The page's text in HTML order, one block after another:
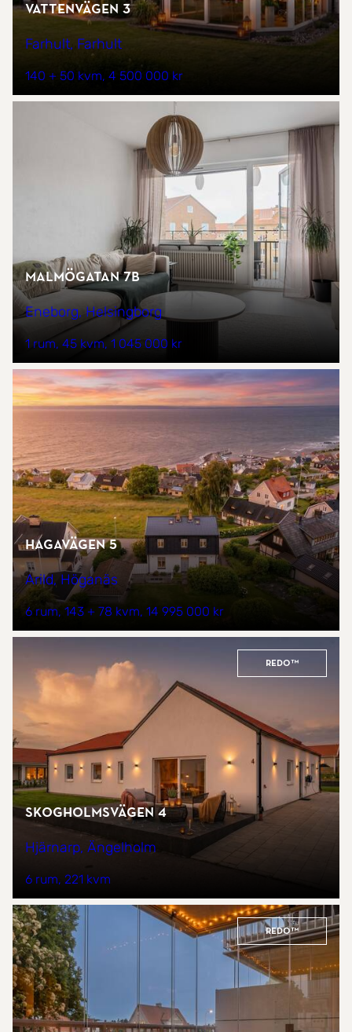
Vattenvägen 3
Farhult, Farhult
140 + 50 kvm 4 500 000 kr
Malmögatan 7B
Eneborg, Helsingborg
1 rum 45 kvm 1 045 000 kr
Hagavägen 5
Arild, Höganäs
6 rum 143 + 78 kvm 14 995 000 kr
REDO™
Skogholmsvägen 4
Hjärnarp, Ängelholm
6 rum 221 kvm
REDO™